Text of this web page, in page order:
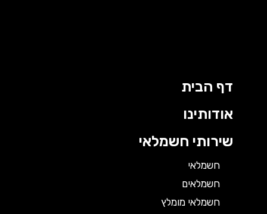
דף הבית
אודותינו
שירותי חשמלאי
חשמלאי
חשמלאים
חשמלאי מומלץ